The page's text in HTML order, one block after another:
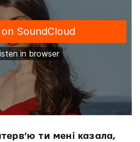
ти мені казала,